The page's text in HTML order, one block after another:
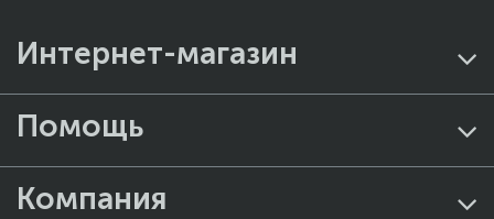
Интернет-магазин
Помощь
Компания